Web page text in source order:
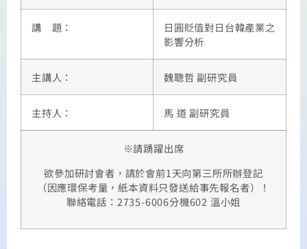
講 題：
日圓貶值對日台韓產業之
影響分析
主講人： 魏聰哲 副研究員
主持人： 馬 道 副研究員
※請踴躍出席
欲參加研討會者，請於會前1天向第三所所辦登記
（因應環保考量，紙本資料只發送給事先報名者）！
聯絡電話：2735-6006分機602 溫小姐